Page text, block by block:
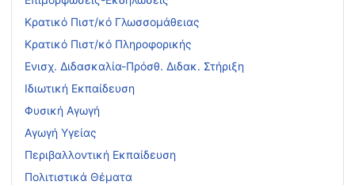
Κρατικό Πιστ/κό Γλωσσομάθειας
Κρατικό Πιστ/κό Πληροφορικής
Ενισχ. Διδασκαλία-Πρόσθ. Διδακ. Στήριξη
Ιδιωτική Εκπαίδευση
Φυσική Αγωγή
Αγωγή Υγείας
Περιβαλλοντική Εκπαίδευση
Πολιτιστικά Θέματα